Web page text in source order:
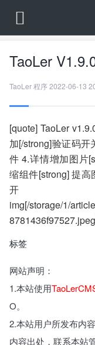
TaoLer
TaoLer程序2022-06-13
[quote] TaoLer
加[/strong]验证码开
件 4.详情增加图片
缩组件[strong] 提
开
img[/storage/1/
标签
网站声明：
1.本站使用
O。
2.本站用户所发布内
内容出处，联系本站